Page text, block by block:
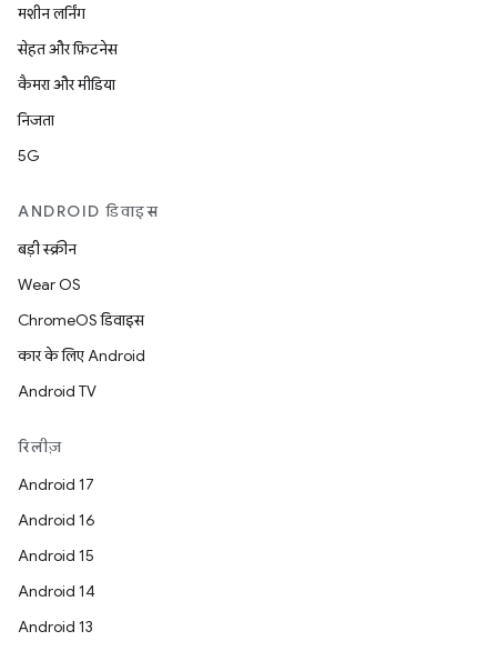
मशीन लर्निंग
सेहत और फ़िटनेस
कैमरा और मीडिया
निजता
5G
ANDROID डिवाइस
बड़ी स्क्रीन
Wear OS
ChromeOS डिवाइस
कार के लिए Android
Android TV
रिलीज़
Android 17
Android 16
Android 15
Android 14
Android 13